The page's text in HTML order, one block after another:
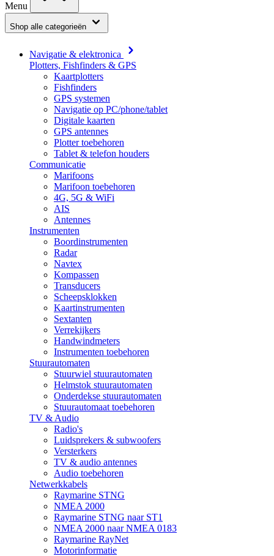
Menu
Shop alle categorieën
Navigatie & elektronica
Plotters, Fishfinders & GPS
Kaartplotters
Fishfinders
GPS systemen
Navigatie op PC/phone/tablet
Digitale kaarten
GPS antennes
Plotter toebehoren
Tablet & telefon houders
Communicatie
Marifoons
Marifoon toebehoren
4G, 5G & WiFi
AIS
Antennes
Instrumenten
Boordinstrumenten
Radar
Navtex
Kompassen
Transducers
Scheepsklokken
Kaartinstrumenten
Sextanten
Verrekijkers
Handwindmeters
Instrumenten toebehoren
Stuurautomaten
Stuurwiel stuurautomaten
Helmstok stuurautomaten
Onderdekse stuurautomaten
Stuurautomaat toebehoren
TV & Audio
Radio's
Luidsprekers & subwoofers
Versterkers
TV & audio antennes
Audio toebehoren
Netwerkkabels
Raymarine STNG
NMEA 2000
Raymarine STNG naar ST1
NMEA 2000 naar NMEA 0183
Raymarine RayNet
Motorinformatie